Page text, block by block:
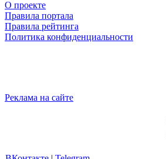
О проекте
Правила портала
Правила рейтинга
Политика конфиденциальности
Реклама на сайте